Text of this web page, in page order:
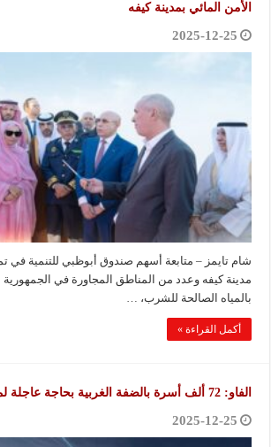
الأمن المائي بمدينة كيفه
2025-12-25
شام تايمز – متابعة أسهم صندوق أبوظبي للتنمية في
مدينة كيفه وعدد من المناطق المجاورة في الجمهورية
بالمياه الصالحة للشرب، …
أكمل القراءة »
الفاو: 72 ألف أسرة بالضفة الغربية بحاجة عاجلة لمساعدات طارئة
2025-12-25